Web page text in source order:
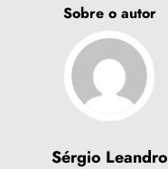
Sobre o autor
Sérgio Leandro